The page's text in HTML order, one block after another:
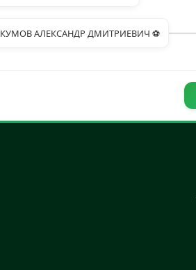
АЛЕКСАНДР ДМИТРИЕВИЧ ⚽